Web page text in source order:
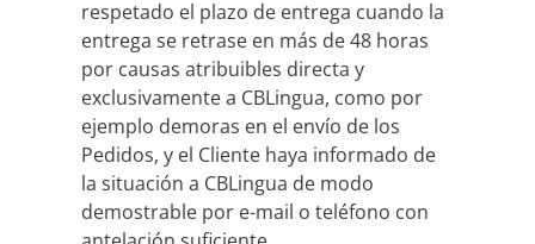
respetado el plazo de entrega cuando la
entrega se retrase en más de 48 horas
por causas atribuibles directa y
exclusivamente a CBLingua, como por
ejemplo demoras en el envío de los
Pedidos, y el Cliente haya informado de
la situación a CBLingua de modo
demostrable por e-mail o teléfono con